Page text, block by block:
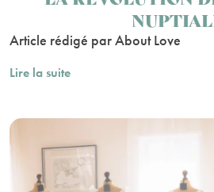
Article rédigé par About Love
Lire la suite